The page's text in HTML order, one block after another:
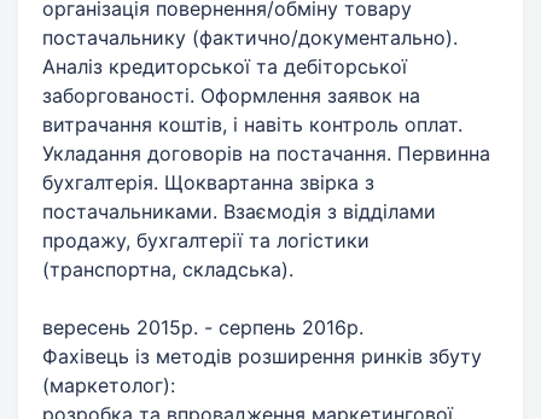
організація повернення/обміну товару
постачальнику (фактично/документально).
Аналіз кредиторської та дебіторської
заборгованості. Оформлення заявок на
витрачання коштів, і навіть контроль оплат.
Укладання договорів на постачання. Первинна
бухгалтерія. Щоквартанна звірка з
постачальниками. Взаємодія з відділами
продажу, бухгалтерії та логістики
(транспортна, складська).
вересень 2015р. - серпень 2016р.
Фахівець із методів розширення ринків збуту
(маркетолог):
розробка та впровадження маркетингової